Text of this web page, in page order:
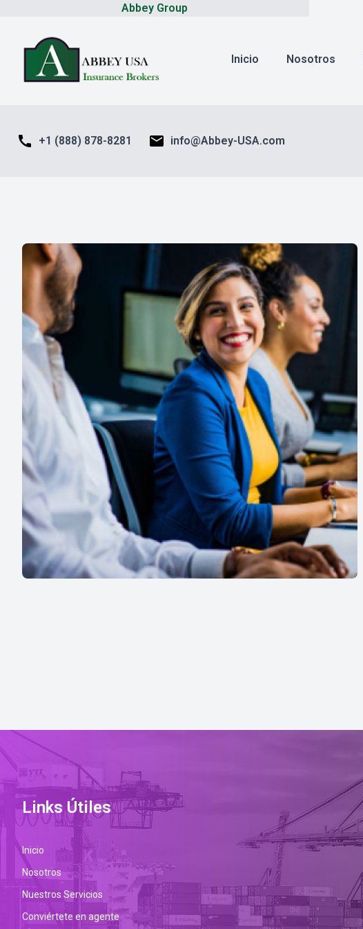
Abbey Group
Inicio Nosotros
call +1 (888) 878-8281 mail info@Abbey-USA.com
Links Útiles
Inicio
Nosotros
Nuestros Servicios
Conviértete en agente